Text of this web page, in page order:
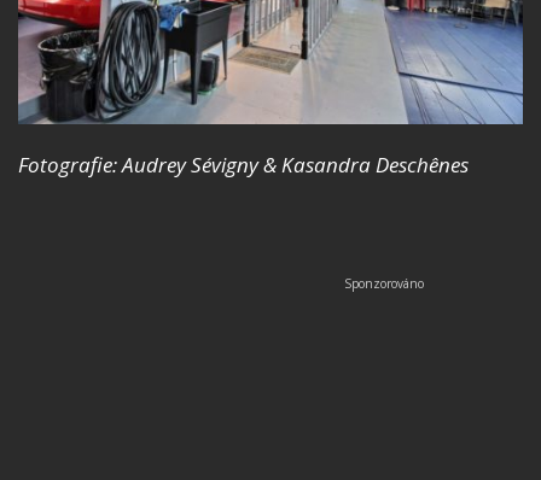
Fotografie: Audrey Sévigny & Kasandra Deschênes